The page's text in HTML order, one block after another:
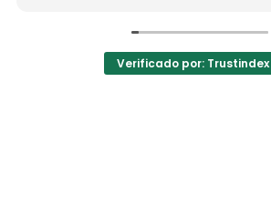
a la agencia,..súper agradecida a
Verificado por: Trustindex